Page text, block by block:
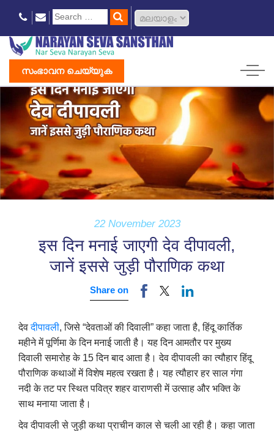
സംഭാവന ചെയ്യുക
22 November 2023
इस दिन मनाई जाएगी देव दीपावली,
जानें इससे जुड़ी पौराणिक कथा
Share on
देवदीपावली, जिसे “देवताओं की दिवाली” कहा जाता है, हिंदू कार्तिक
महीने में पूर्णिमा के दिन मनाई जाती है। यह दिन आमतौर पर मुख्य
दिवाली समारोह के 15 दिन बाद आता है। देव दीपावली का त्यौहार हिंदू
पौराणिक कथाओं में विशेष महत्व रखता है। यह त्यौहार हर साल गंगा
नदी के तट पर स्थित पवित्र शहर वाराणसी में उत्साह और भक्ति के
साथ मनाया जाता है।
देव दीपावली से जुड़ी कथा प्राचीन काल से चली आ रही है। कहा जाता